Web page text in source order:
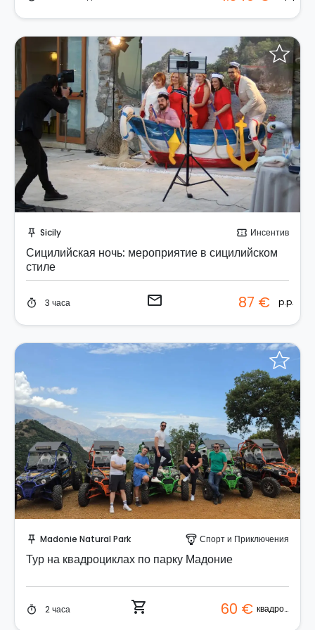
push_pin Sicily confirmation_number Инсентив
Сицилийская ночь: мероприятие в сицилийском
стиле
timer 3 часа email 87 € p.p.
push_pin Madonie Natural Park paragliding Спорт и Приключения
Тур на квадроциклах по парку Мадоние
timer 2 часа shopping_cart 60 € квадроцикл